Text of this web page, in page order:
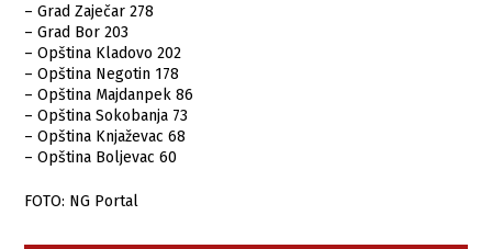
– Grad Zaječar 278
– Grad Bor 203
– Opština Kladovo 202
– Opština Negotin 178
– Opština Majdanpek 86
– Opština Sokobanja 73
– Opština Knjaževac 68
– Opština Boljevac 60
FOTO: NG Portal